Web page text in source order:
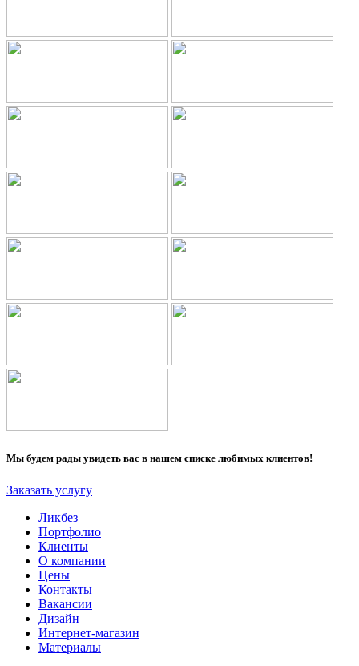
Мы будем рады увидеть вас в нашем списке любимых клиентов!
Заказать услугу
Ликбез
Портфолио
Клиенты
О компании
Цены
Контакты
Вакансии
Дизайн
Интернет-магазин
Материалы